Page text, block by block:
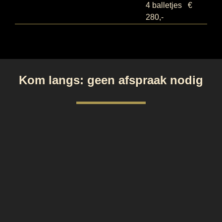
4 balletjes €
280,-
Kom langs: geen afspraak nodig